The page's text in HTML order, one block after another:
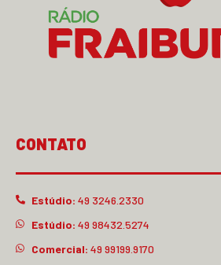
CONTATO
Estúdio: 49 3246.2330
Estúdio: 49 98432.5274
Comercial: 49 99199.9170